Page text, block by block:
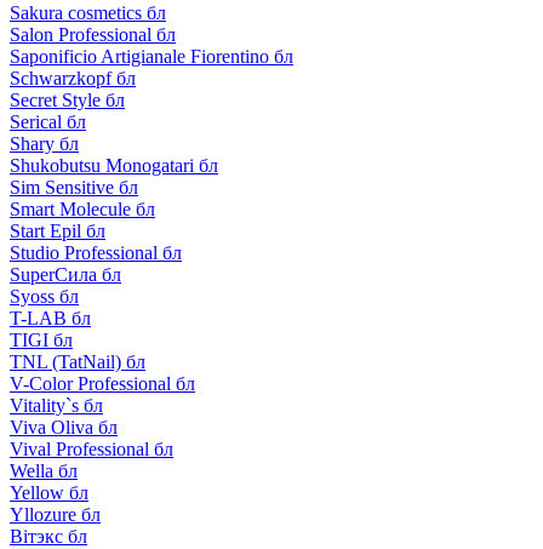
Sakura cosmetics бл
Salon Professional бл
Saponificio Artigianale Fiorentino бл
Schwarzkopf бл
Secret Style бл
Serical бл
Shary бл
Shukobutsu Monogatari бл
Sim Sensitive бл
Smart Molecule бл
Start Epil бл
Studio Professional бл
SuperСила бл
Syoss бл
T-LAB бл
TIGI бл
TNL (TatNail) бл
V-Color Professional бл
Vitality`s бл
Viva Oliva бл
Vival Professional бл
Wella бл
Yellow бл
Yllozure бл
Вiтэкс бл